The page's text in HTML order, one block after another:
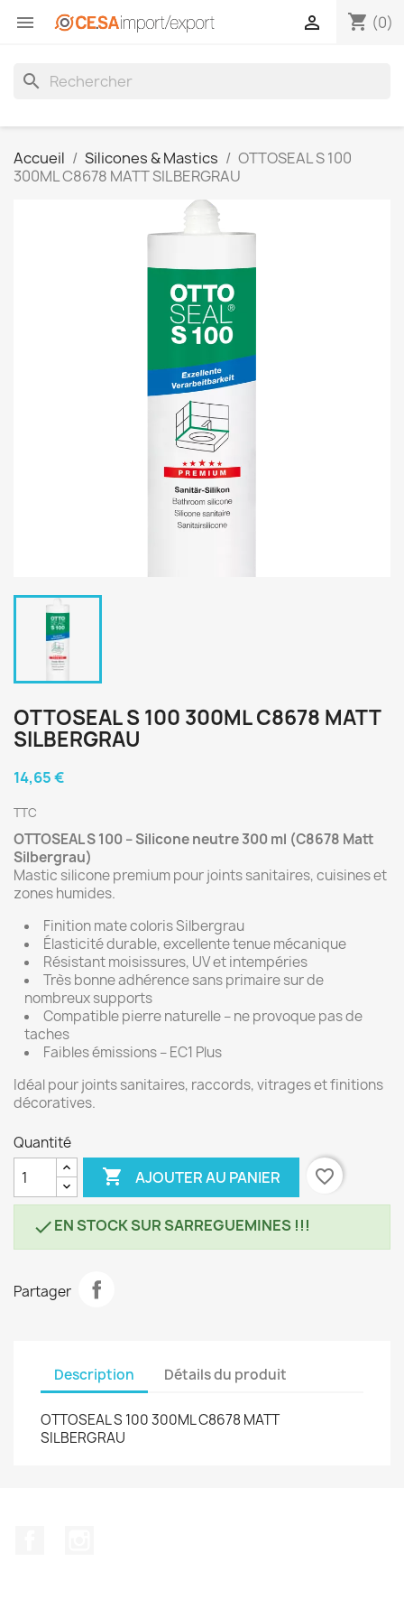
 shopping_cart (0)

search
Accueil Silicones & Mastics
OTTOSEAL S 100
300ML C8678 MATT SILBERGRAU
OTTOSEAL S 100 300ML C8678 MATT
SILBERGRAU
14,65 €
TTC
OTTOSEAL S 100 – Silicone neutre 300 ml (C8678 Matt
Silbergrau)
Mastic silicone premium pour joints sanitaires, cuisines et
zones humides.
Finition mate coloris Silbergrau
Élasticité durable, excellente tenue mécanique
Résistant moisissures, UV et intempéries
Très bonne adhérence sans primaire sur de
nombreux supports
Compatible pierre naturelle – ne provoque pas de
taches
Faibles émissions – EC1 Plus
Idéal pour joints sanitaires, raccords, vitrages et finitions
décoratives.
Quantité
 AJOUTER AU PANIER favorite_border
EN STOCK SUR SARREGUEMINES !!!
Partager
Description Détails du produit
OTTOSEAL S 100 300ML C8678 MATT
SILBERGRAU